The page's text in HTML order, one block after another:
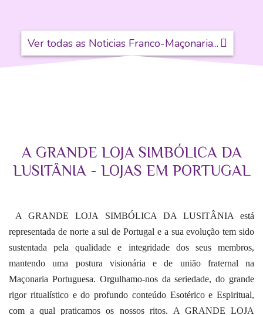
Ver todas as Noticias Franco-Maçonaria...
A GRANDE LOJA SIMBÓLICA DA
LUSITÂNIA - LOJAS EM PORTUGAL
A GRANDE LOJA SIMBÓLICA DA LUSITÂNIA está
representada de norte a sul de Portugal e a sua evolução tem sido
sustentada pela qualidade e integridade dos seus membros,
mantendo uma postura visionária e de união fraternal na
Maçonaria Portuguesa. Orgulhamo-nos da seriedade, do grande
rigor ritualístico e do profundo conteúdo Esotérico e Espiritual,
com a qual praticamos os nossos ritos. A GRANDE LOJA